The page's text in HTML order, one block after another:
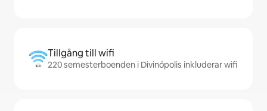
Tillgång till wifi
220 semesterboenden i Divinópolis inkluderar wifi